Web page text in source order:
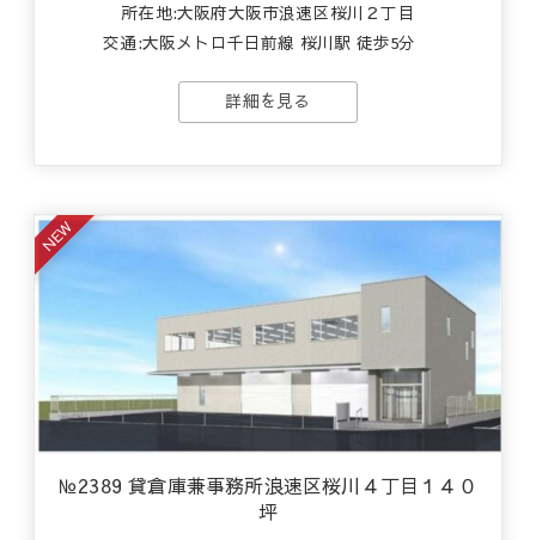
所在地:大阪府大阪市浪速区桜川２丁目
交通:大阪メトロ千日前線 桜川駅 徒歩5分
詳細を見る
NEW
№2389 貸倉庫兼事務所浪速区桜川４丁目１４０
坪